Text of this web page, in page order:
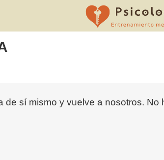
de sí mismo y vuelve a nosotros.